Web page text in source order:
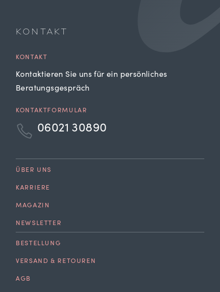
KONTAKT
KONTAKT
Kontaktieren Sie uns für ein persönliches
Beratungsgespräch
KONTAKTFORMULAR
06021 30890
ÜBER UNS
KARRIERE
MAGAZIN
NEWSLETTER
BESTELLUNG
VERSAND & RETOUREN
AGB